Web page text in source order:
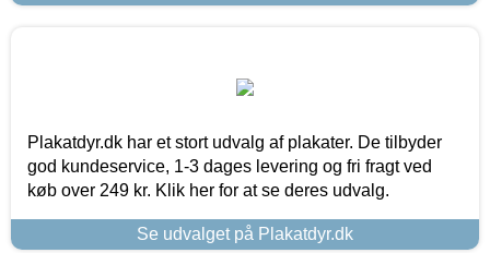
Plakatdyr.dk har et stort udvalg af plakater. De tilbyder
god kundeservice, 1-3 dages levering og fri fragt ved
køb over 249 kr. Klik her for at se deres udvalg.
Se udvalget på Plakatdyr.dk